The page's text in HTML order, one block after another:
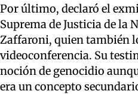
Por último, declaró el
Suprema de Justicia de la
Zaffaroni, quien también
videoconferencia. Su
noción de genocidio
era un concepto